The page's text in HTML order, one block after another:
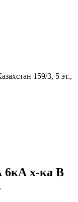
159/3, 5 эт.,
6кА х-ка В